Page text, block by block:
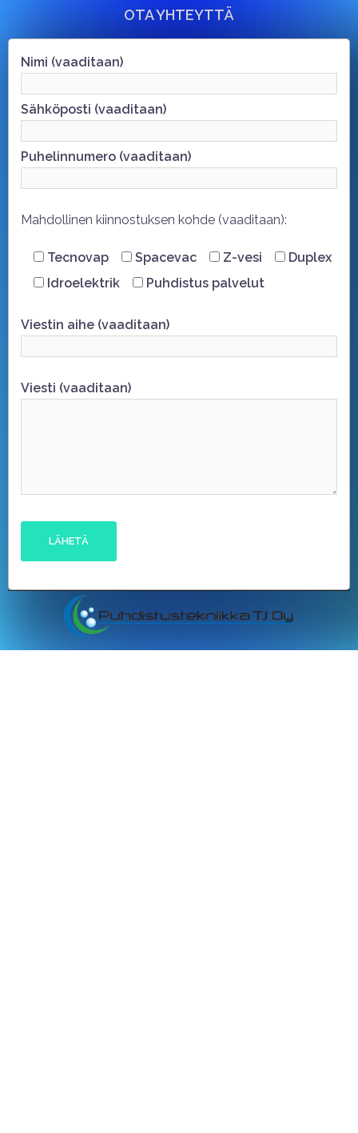
OTA YHTEYTTÄ
Nimi (vaaditaan)
Sähköposti (vaaditaan)
Puhelinnumero (vaaditaan)
Mahdollinen kiinnostuksen kohde (vaaditaan):
Tecnovap Spacevac Z-vesi
Duplex
Idroelektrik
Puhdistus palvelut
Viestin aihe (vaaditaan)
Viesti (vaaditaan)